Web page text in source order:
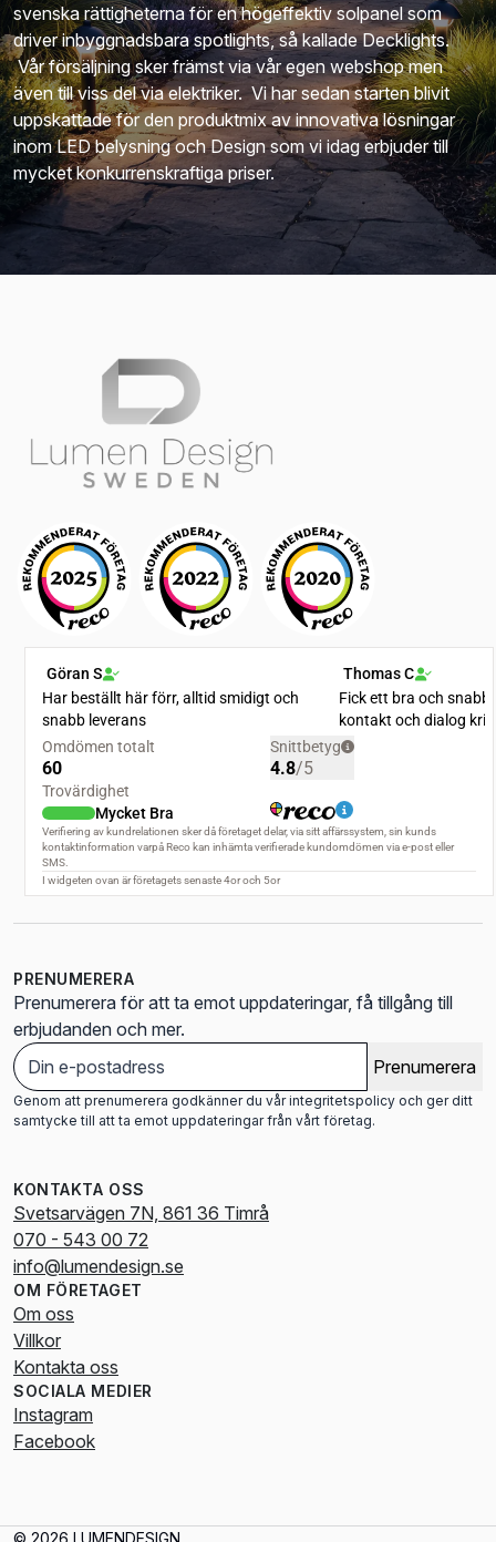
svenska rättigheterna för en högeffektiv solpanel som
driver inbyggnadsbara spotlights, så kallade Decklights.
Vår försäljning sker främst via vår egen webshop men
även till viss del via elektriker. Vi har sedan starten blivit
uppskattade för den produktmix av innovativa lösningar
inom LED belysning och Design som vi idag erbjuder till
mycket konkurrenskraftiga priser.
PRENUMERERA
Prenumerera för att ta emot uppdateringar, få tillgång till
erbjudanden och mer.
Prenumerera
Genom att prenumerera godkänner du vår integritetspolicy och ger ditt
samtycke till att ta emot uppdateringar från vårt företag.
KONTAKTA OSS
Svetsarvägen 7N, 861 36 Timrå
070 - 543 00 72
info@lumendesign.se
OM FÖRETAGET
Om oss
Villkor
Kontakta oss
SOCIALA MEDIER
Instagram
Facebook
© 2026 LUMENDESIGN